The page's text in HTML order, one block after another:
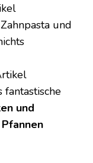
und
fantastische
und